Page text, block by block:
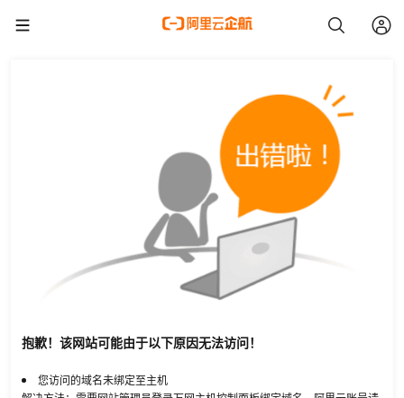
抱歉！该网站可能由于以下原因无法访问！
您访问的域名未绑定至主机